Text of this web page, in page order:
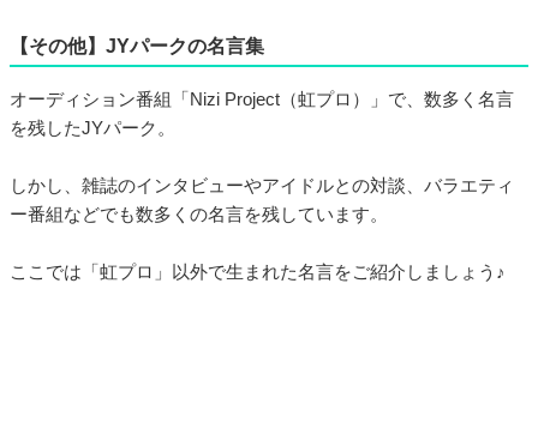
【その他】JYパークの名言集
オーディション番組「Nizi Project（虹プロ）」で、数多く名言
を残したJYパーク。
しかし、雑誌のインタビューやアイドルとの対談、バラエティ
ー番組などでも数多くの名言を残しています。
ここでは「虹プロ」以外で生まれた名言をご紹介しましょう♪